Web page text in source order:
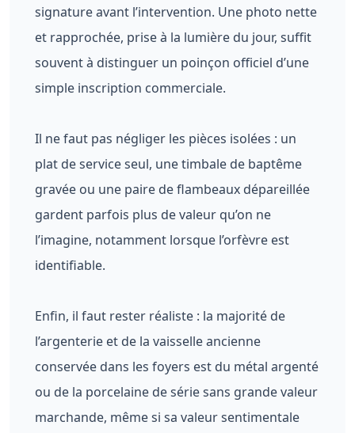
signature avant l’intervention. Une photo nette
et rapprochée, prise à la lumière du jour, suffit
souvent à distinguer un poinçon officiel d’une
simple inscription commerciale.
Il ne faut pas négliger les pièces isolées : un
plat de service seul, une timbale de baptême
gravée ou une paire de flambeaux dépareillée
gardent parfois plus de valeur qu’on ne
l’imagine, notamment lorsque l’orfèvre est
identifiable.
Enfin, il faut rester réaliste : la majorité de
l’argenterie et de la vaisselle ancienne
conservée dans les foyers est du métal argenté
ou de la porcelaine de série sans grande valeur
marchande, même si sa valeur sentimentale